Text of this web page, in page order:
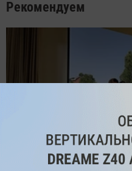
Рекомендуем